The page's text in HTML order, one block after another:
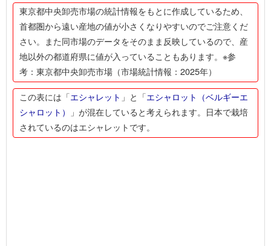
東京都中央卸売市場の統計情報をもとに作成しているため、
首都圏から遠い産地の値が小さくなりやすいのでご注意くだ
さい。また同市場のデータをそのまま反映しているので、産
地以外の都道府県に値が入っていることもあります。※参
考：東京都中央卸売市場（市場統計情報：2025年）
この表には「エシャレット 」と「エシャロット（ベルギーエ
シャロット）
」が混在していると考えられます。日本で栽培
されているのはエシャレットです。